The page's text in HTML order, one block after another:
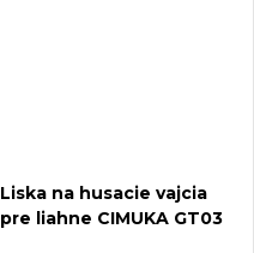
Liska na husacie vajcia
pre liahne CIMUKA GT03